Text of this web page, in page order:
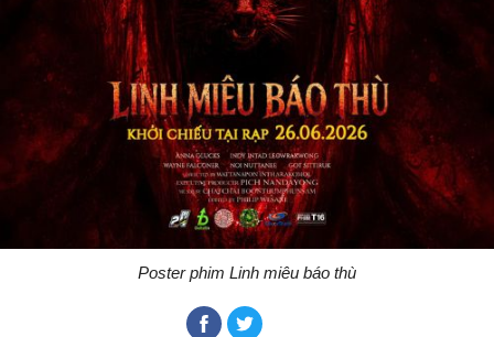
Poster phim Linh miêu báo thù